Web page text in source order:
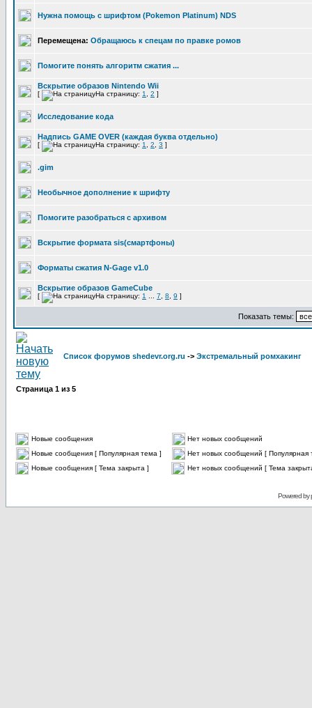
Нужна помощь с шрифтом (Pokemon Platinum) NDS
Перемещена: Обращаюсь к спецам по правке ромов
Помогите понять алгоритм сжатия ...
Вскрытие образов Nintendo Wii
[ На страницу: 1 2 ]
Исследование кода
Надпись GAME OVER (каждая буква отдельно)
[ На страницу: 1 2 3 ]
.gim
Необычное дополнение к шрифту
Помогите разобраться с архивом
Вскрытие формата sis(смартфоны)
Форматы сжатия N-Gage v1.0
Вскрытие образов GameCube
[ На страницу: 1 7 8 9 ]
Показать темы:
Список форумов shedevr.org.ru -> Экстремальный ромхакинг
Страница 1 из 5
Новые сообщения
Нет новых сообщений
Новые сообщения [ Популярная тема ]
Нет новых сообщений [ Популярная
Новые сообщения [ Тема закрыта ]
Нет новых сообщений [ Тема
Powered by